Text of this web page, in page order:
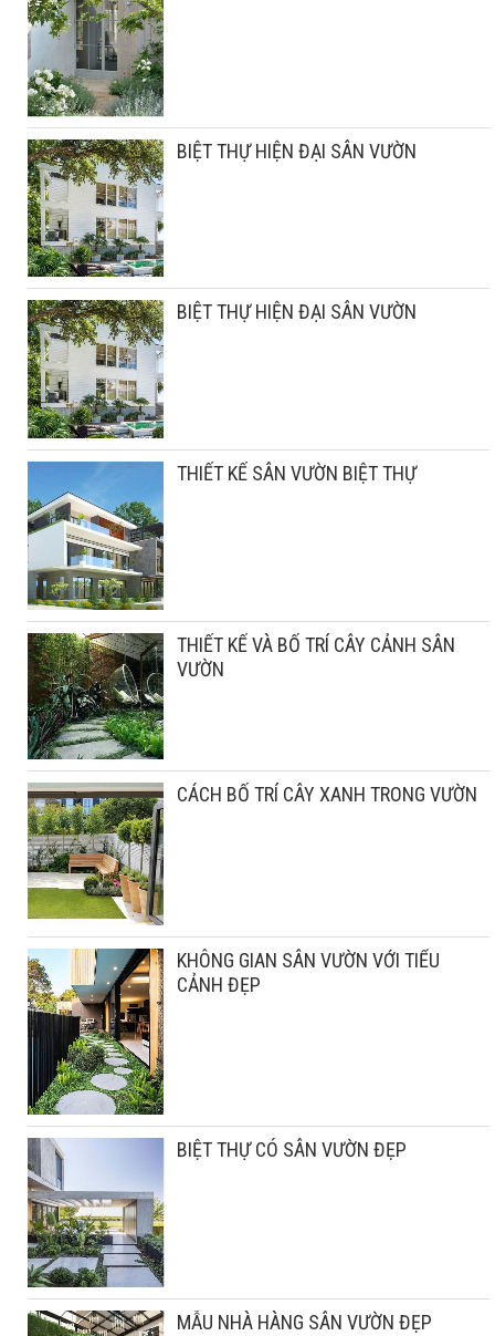
BIỆT THỰ HIỆN ĐẠI SÂN VƯỜN
BIỆT THỰ HIỆN ĐẠI SÂN VƯỜN
THIẾT KẾ SÂN VƯỜN BIỆT THỰ
THIẾT KẾ VÀ BỐ TRÍ CÂY CẢNH SÂN
VƯỜN
CÁCH BỐ TRÍ CÂY XANH TRONG VƯỜN
KHÔNG GIAN SÂN VƯỜN VỚI TIỂU
CẢNH ĐẸP
BIỆT THỰ CÓ SÂN VƯỜN ĐẸP
MẪU NHÀ HÀNG SÂN VƯỜN ĐẸP